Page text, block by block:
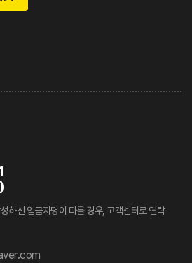
하신 입금자명이 다를 경우, 고객센터로 연락